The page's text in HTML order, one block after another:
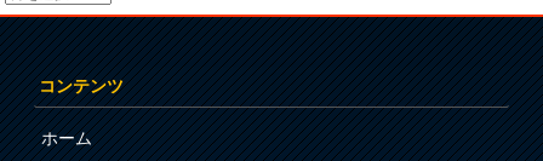
コンテンツ
ホーム